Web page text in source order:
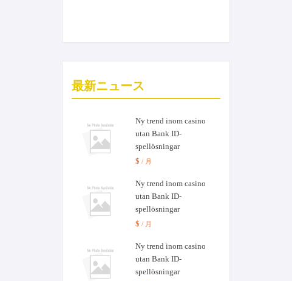
最新ニュース
Ny trend inom casino
utan Bank ID-
spellösningar
$ / 月
Ny trend inom casino
utan Bank ID-
spellösningar
$ / 月
Ny trend inom casino
utan Bank ID-
spellösningar